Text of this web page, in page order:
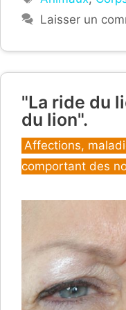
Laisser un
"La ride du
du lion".
Catégories
Affections,
comportant des